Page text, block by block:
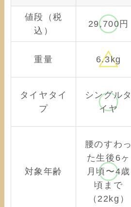
値段（税
込）
29,700円
重量 6.3kg
タイヤタイ
プ
シングルタ
イヤ
対象年齢
腰のすわっ
た生後6ヶ
月頃〜4歳
頃まで
（22kg）